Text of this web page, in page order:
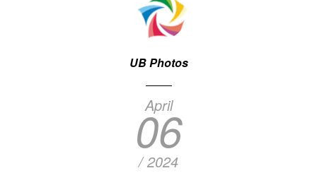
UB Photos
April
06
/ 2024